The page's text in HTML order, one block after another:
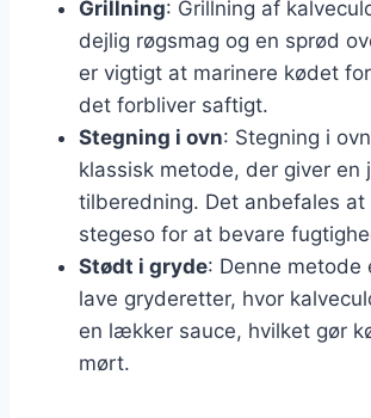
Grillning: Grillning af
dejlig røgsmag og en sprød
er vigtigt at marinere kødet
det forbliver saftigt.
Stegning i ovn: Stegning i
klassisk metode, der giver en
tilberedning. Det anbefales at
stegeso for at bevare
Stødt i gryde: Denne metode
lave gryderetter, hvor
en lækker sauce, hvilket gør
mørt.